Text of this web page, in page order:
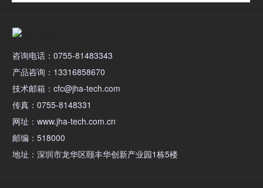
咨询电话：0755-81483343
产品咨询：13316858670
技术邮箱：cfc@jha-tech.com
传真：0755-8148331
网址：www.jha-tech.com.cn
邮编：518000
地址：深圳市龙华区颐丰华创新产业园1栋5楼